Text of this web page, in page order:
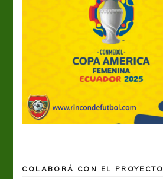
COLABORÁ CON EL PROYECTO